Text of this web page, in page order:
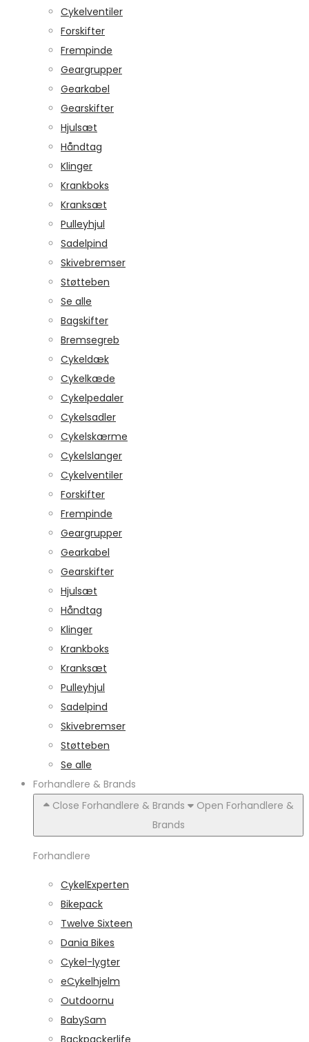
Cykelventiler
Forskifter
Frempinde
Geargrupper
Gearkabel
Gearskifter
Hjulsæt
Håndtag
Klinger
Krankboks
Kranksæt
Pulleyhjul
Sadelpind
Skivebremser
Støtteben
Se alle
Bagskifter
Bremsegreb
Cykeldæk
Cykelkæde
Cykelpedaler
Cykelsadler
Cykelskærme
Cykelslanger
Cykelventiler
Forskifter
Frempinde
Geargrupper
Gearkabel
Gearskifter
Hjulsæt
Håndtag
Klinger
Krankboks
Kranksæt
Pulleyhjul
Sadelpind
Skivebremser
Støtteben
Se alle
Forhandlere & Brands
Close Forhandlere & Brands
Open Forhandlere &
Brands
Forhandlere
CykelExperten
Bikepack
Twelve Sixteen
Dania Bikes
Cykel-lygter
eCykelhjelm
Outdoornu
BabySam
Backpackerlife